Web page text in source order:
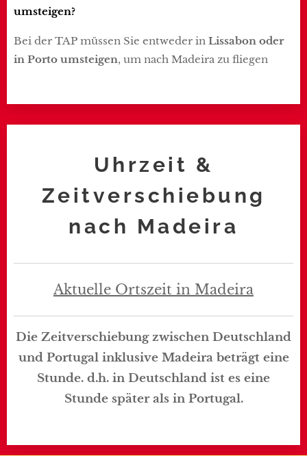
umsteigen?
Bei der TAP müssen Sie entweder in Lissabon oder
in Porto umsteigen, um nach Madeira zu fliegen
Uhrzeit &
Zeitverschiebung
nach Madeira
Aktuelle Ortszeit in Madeira
Die Zeitverschiebung zwischen Deutschland
und Portugal inklusive Madeira beträgt eine
Stunde. d.h. in Deutschland ist es eine
Stunde später als in Portugal.